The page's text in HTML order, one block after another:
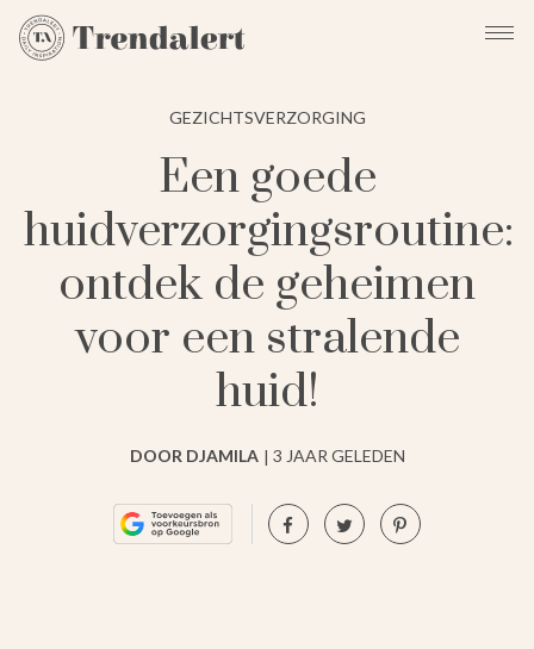
GEZICHTSVERZORGING
Een goede
huidverzorgingsroutine:
ontdek de geheimen
voor een stralende
huid!
DOOR DJAMILA 3 JAAR GELEDEN